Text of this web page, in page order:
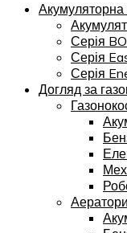
Акумуляторна
Серія
Серія
Серія
Догляд за
Аератори